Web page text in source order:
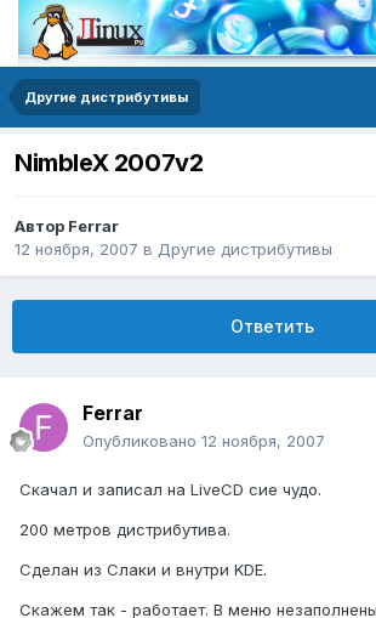
Другие дистрибутивы
NimbleX 2007v2
Автор Ferrar
12 ноября, 2007 в Другие дистрибутивы
Ответить
Ferrar
Опубликовано 12 ноября, 2007
Скачал и записал на LiveCD сие чудо.
200 метров дистрибутива.
Сделан из Слаки и внутри KDE.
Скажем так - работает. В меню